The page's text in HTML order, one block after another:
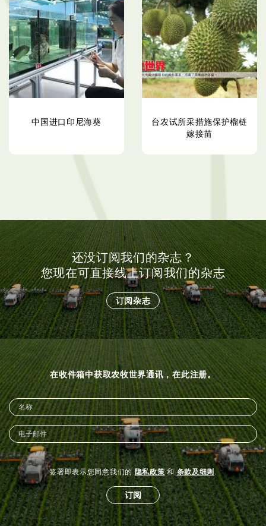
中国进口印尼海葵
台农试所采措施保护榴梿
嫁接苗
还没订阅我们的杂志？
您现在可直接线上订阅我们的杂志
订阅杂志
在收件箱中获取农牧世界通讯，在此注册。
签署即表示您同意我们的隐私政策 和条款及细则 .
订阅